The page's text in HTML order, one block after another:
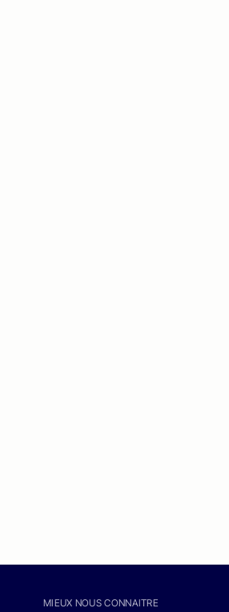
MIEUX NOUS CONNAITRE